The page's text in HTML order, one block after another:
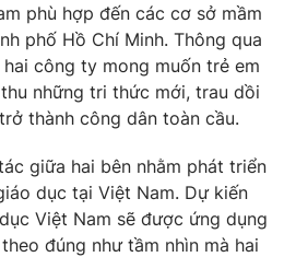
in và báo điện tử số 483/GP-BTTTT
Thủy
Thị Mỹ Hạnh, Phạm Quốc Thắng,
024.66 897 897
phù hợp đến các cơ sở mầm
phố Hồ Chí Minh. Thông qua
công ty mong muốn trẻ em
những tri thức mới, trau dồi
thành công dân toàn cầu.
giữa hai bên nhằm phát triển
dục tại Việt Nam. Dự kiến
Việt Nam sẽ được ứng dụng
đúng như tầm nhìn mà hai